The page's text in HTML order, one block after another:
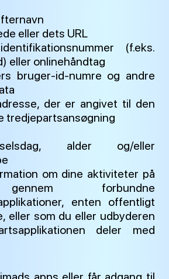
eller dets URL
(f.eks.
eller onlinehåndtag
bruger-id-numre og andre
der er angivet til den
tredjepartsansøgning
alder og/eller
om dine aktiviteter på
forbundne
enten offentligt
eller som du eller udbyderen
deler med